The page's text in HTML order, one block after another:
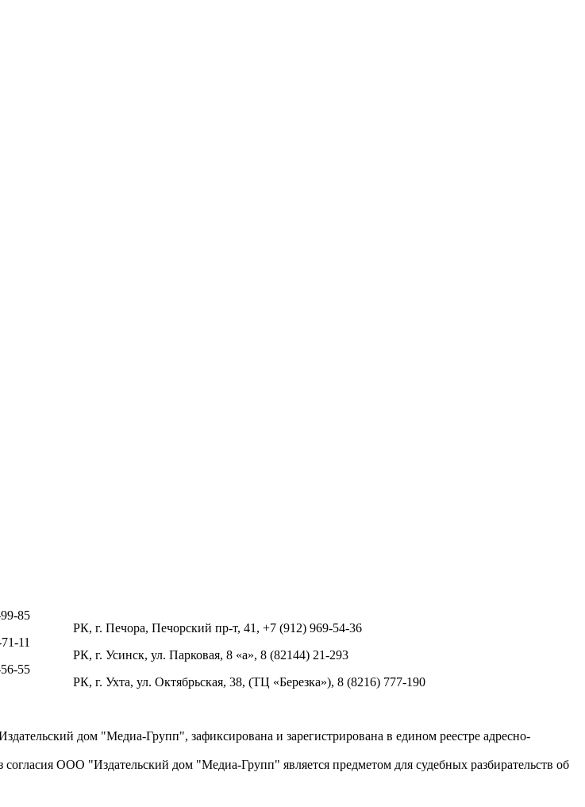
РК, г. Печора, Печорский пр-т, 41, +7 (912) 969-54-36
РК, г. Усинск, ул. Парковая, 8 «а», 8 (82144) 21-293
РК, г. Ухта, ул. Октябрьская, 38, (ТЦ «Березка»), 8 (8216) 777-190
85
11
55
дом "Медиа-Групп", зафиксирована и зарегистрирована в едином реестре адресно-
ООО "Издательский дом "Медиа-Групп" является предметом для судебных разбирательств об